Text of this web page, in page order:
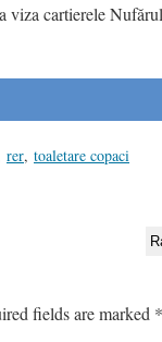
viza cartierele
rer, toaletare copaci
fields are marked *